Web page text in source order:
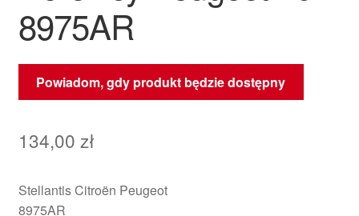
8975AR
Powiadom, gdy produkt będzie dostępny
134,00 zł
Stellantis Citroën Peugeot
8975AR